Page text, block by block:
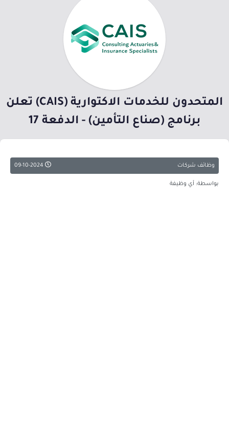
المتحدون للخدمات الاكتوارية (CAIS) تعلن
برنامج (صناع التأمين) - الدفعة 17
وظائف شركات
بواسطة: أي وظيفة